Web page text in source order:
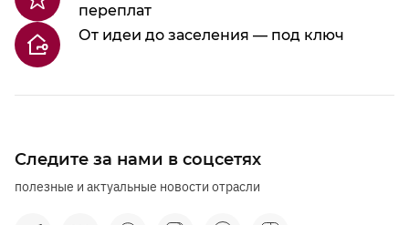
Следите за нами в соцсетях
полезные и актуальные новости отрасли
переплат
От идеи до заселения — под ключ